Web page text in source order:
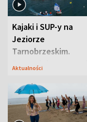
Kajaki i SUP-y na
Jeziorze
Tarnobrzeskim.
Przyrodnicy zwracają
Aktualności